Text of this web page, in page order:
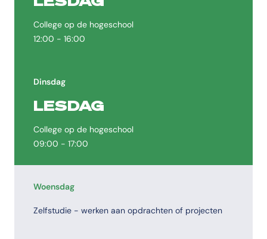
College op de hogeschool
12:00 - 16:00
Dinsdag
LESDAG
College op de hogeschool
09:00 - 17:00
Woensdag
Zelfstudie - werken aan opdrachten of projecten